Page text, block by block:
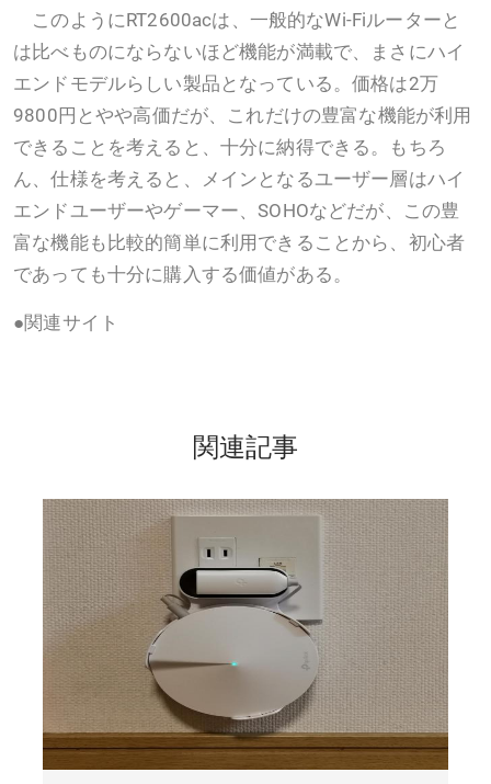
このようにRT2600acは、一般的なWi-Fiルーターと
は比べものにならないほど機能が満載で、まさにハイ
エンドモデルらしい製品となっている。価格は2万
9800円とやや高価だが、これだけの豊富な機能が利用
できることを考えると、十分に納得できる。もちろ
ん、仕様を考えると、メインとなるユーザー層はハイ
エンドユーザーやゲーマー、SOHOなどだが、この豊
富な機能も比較的簡単に利用できることから、初心者
であっても十分に購入する価値がある。
●関連サイト
関連記事